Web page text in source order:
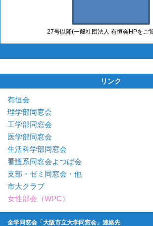
27号以降(一般社団法人 有恒会HPをご
リンク
有恒会
理学部同窓会
工学部同窓会
医学部同窓会
生活科学部同窓会
看護系同窓会よつば会
支部・ゼミ同窓会・他
市大クラブ
女性部会（WPC）
全学同窓会「大阪市立大学同窓会」連絡先